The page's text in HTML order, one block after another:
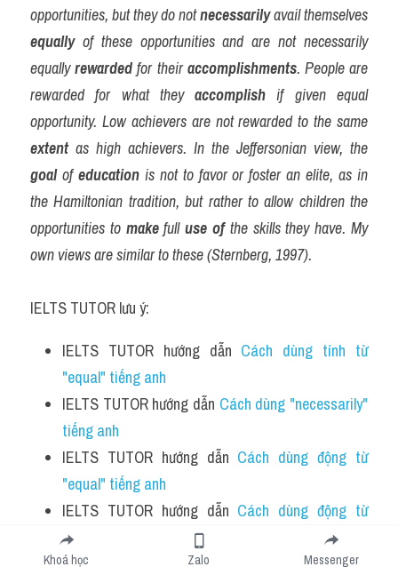
opportunities, but they do not necessarily
equally of these opportunities and are not necessarily
equally rewarded for their accomplishments. People are
rewarded for what they accomplish if given equal
extent
goal of education is not to favor or foster an elite, as in
the Hamiltonian tradition, but rather to allow children the
opportunities to make full use of the skills they have. My
own views are similar to these (Sternberg, 1997).
IELTS TUTOR lưu ý:
IELTS TUTOR hướng dẫn Cách dùng tính từ
"equal" tiếng anh
IELTS TUTOR hướng dẫn Cách dùng "necessarily"
tiếng anh
IELTS TUTOR hướng dẫn Cách dùng động từ
"equal" tiếng anh
IELTS TUTOR hướng dẫn Cách dùng động từ
"reward" tiếng anh
Accomplishment (n): tài năng, thành tích
Khoá học Zalo Messenger